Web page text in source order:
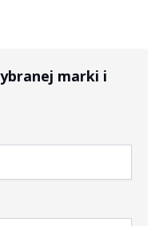
marki i